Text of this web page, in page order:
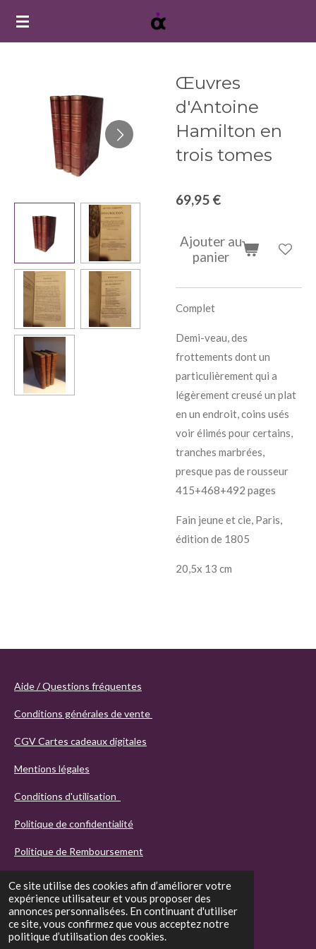
Ce site utilise des cookies afin d’améliorer votre
expérience utilisateur et vous proposer des
annonces personnalisées. En continuant d'utiliser
ce site, vous confirmez que vous acceptez notre
politique d’utilisation des cookies.
Passer
Œuvres
d'Antoine
Hamilton en
trois tomes
69,95 €
Ajouter au
panier
Complet
Demi-veau, des
frottements dont un
particulièrement qui a
légèrement creusé un plat
en un endroit, coins usés
voir élimés pour certains,
tranches marbrées,
presque pas de rousseur
415+468+492 pages
Fain jeune et cie, Paris,
édition de 1805
20,5x 13 cm
Aide / Questions fréquentes
Conditions générales de vente
CGV Cartes cadeaux digitales
Mentions légales
Conditions d'utilisation
Politique de confidentialité
Politique de Remboursement